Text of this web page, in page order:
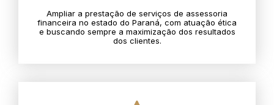
Ampliar a prestação de serviços de assessoria
financeira no estado do Paraná, com atuação ética
e buscando sempre a maximização dos resultados
dos clientes.